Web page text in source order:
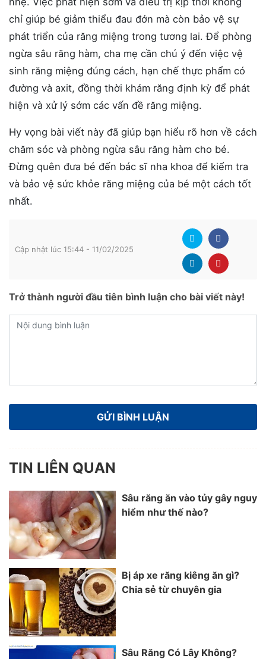
chỉ giúp bé giảm thiểu đau đớn mà còn bảo vệ sự
phát triển của răng miệng trong tương lai. Để phòng
ngừa sâu răng hàm, cha mẹ cần chú ý đến việc vệ
sinh răng miệng đúng cách, hạn chế thực phẩm có
đường và axit, đồng thời khám răng định kỳ để phát
hiện và xử lý sớm các vấn đề răng miệng.
Hy vọng bài viết này đã giúp bạn hiểu rõ hơn về cách
chăm sóc và phòng ngừa sâu răng hàm cho bé.
Đừng quên đưa bé đến bác sĩ nha khoa để kiểm tra
và bảo vệ sức khỏe răng miệng của bé một cách tốt
nhất.
Cập nhật lúc 15:44 - 11/02/2025
Trở thành người đầu tiên bình luận cho bài viết này!
TIN LIÊN QUAN
Sâu răng ăn vào tủy gây nguy
hiểm như thế nào?
Bị áp xe răng kiêng ăn gì?
Chia sẻ từ chuyên gia
Sâu Răng Có Lây Không?